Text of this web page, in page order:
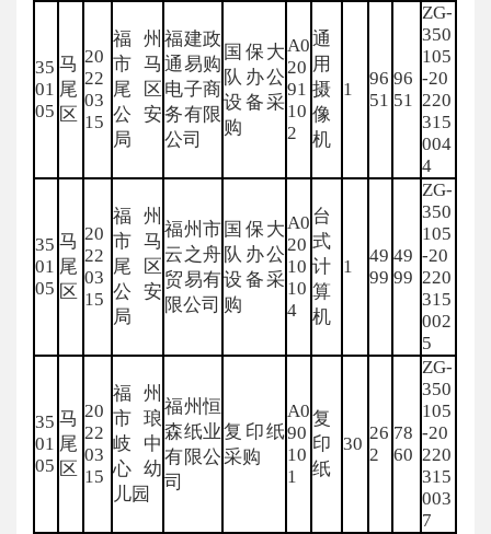
35
01
05
马
尾
区
20
22
03
15
福州
市马
尾区
公安
局
福建政
通易购
电子商
务有限
公司
国保大
队办公
设备采
购
A0
20
91
10
2
通
用
摄
像
机
1
96
51
96
51
ZG-
350
105
-20
220
315
004
4
35
01
05
马
尾
区
20
22
03
15
福州
市马
尾区
公安
局
福州市
云之舟
贸易有
限公司
国保大
队办公
设备采
购
A0
20
10
10
4
台
式
计
算
机
1
49
99
49
99
ZG-
350
105
-20
220
315
002
5
35
01
05
马
尾
区
20
22
03
15
福州
市琅
岐中
心幼
儿园
福州恒
森纸业
有限公
司
复印纸
采购
A0
90
10
1
复
印
纸
30
26
2
78
60
ZG-
350
105
-20
220
315
003
7